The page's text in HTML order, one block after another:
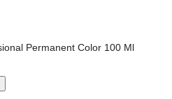
Permanent Color 100 Ml